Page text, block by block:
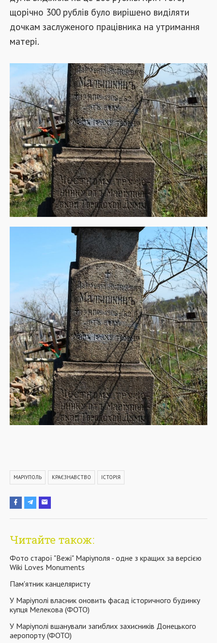
щорічно 300 рублів було вирішено виділяти
дочкам заслуженого працівника на утримання
матері.
МАРІУПОЛЬ КРАЄЗНАВСТВО ІСТОРІЯ
Читайте також:
Фото старої "Вежі" Маріуполя - одне з кращих за версією
Wiki Loves Monuments
Пам'ятник канцеляристу
У Маріуполі власник оновить фасад історичного будинку
купця Мелекова (ФОТО)
У Маріуполі вшанували загиблих захисників Донецького
аеропорту (ФОТО)